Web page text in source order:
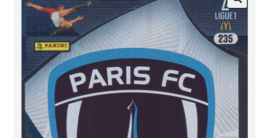
Validation de la commande